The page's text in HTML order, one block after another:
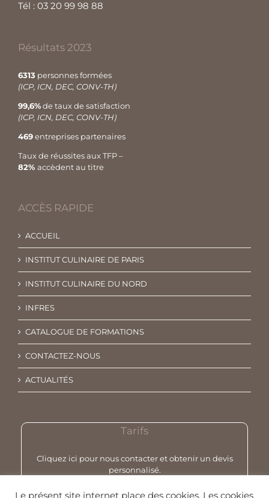
Tél : 03 20 99 98 88
Résultats 2023
6313 personnes formées
(ICP, ICN, DEC, CONV-TH)
99,6%de taux de satisfaction
(ICP, ICN, DEC, CONV-TH)
469entreprises partenaires
Taux de réussites aux TFP –
82% accèdent au titre
ACCÈS RAPIDE
ACCUEIL
INSTITUT CULINAIRE DE PARIS
INSTITUT CULINAIRE DU NORD
INFRES
CATALOGUE DE FORMATIONS
CONTACTEZ-NOUS
ACTUALITÉS
Tarifs
Cliquez ici pour nous contacter et obtenir un devis
personnalisé.
Le présent site internet place des cookies. Les cookies